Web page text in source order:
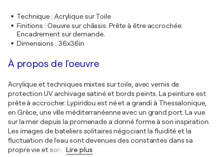
Technique: Acrylique sur Toile
Finitions : Oeuvre sur châssis. Prête à être accrochée.
Encadrement sur demande.
Dimensions : 36x36in
À propos de l'oeuvre
Acrylique et techniques mixtes sur toile, avec vernis de
protection UV archivage satiné et bords peints. La peinture est
prête à accrocher. Lypiridou est né et a grandi à Thessalonique,
en Grèce, une ville méditerranéenne avec un grand port. La vue
sur la mer depuis la promenade a donné forme à son inspiration.
Les images de bateliers solitaires négociant la fluidité et la
fluctuation de l'eau sont devenues des constantes dans sa
propre vie et son
Lire plus